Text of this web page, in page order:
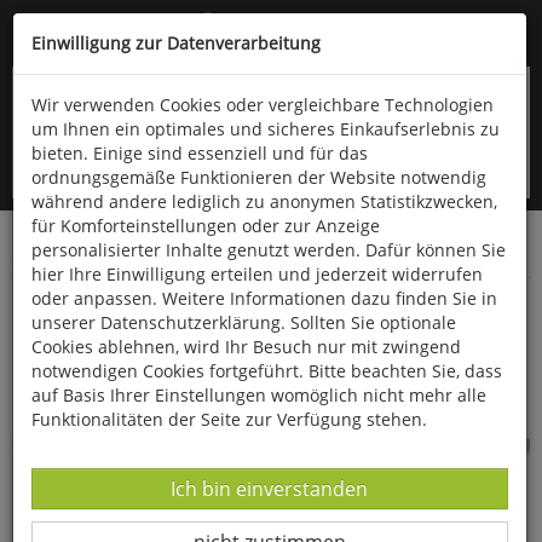
Kompletten Head der Seite überspringen
oder (06766) 9323-960
Startseite Gesundheit & Wohlbefinden Diverses
Nacken- und Schulterheizkissen
Einwilligung zur Datenverarbeitung
Wir verwenden Cookies oder vergleichbare Technologien
um Ihnen ein optimales und sicheres Einkaufserlebnis zu
bieten. Einige sind essenziell und für das
ordnungsgemäße Funktionieren der Website notwendig
während andere lediglich zu anonymen Statistikzwecken,
für Komforteinstellungen oder zur Anzeige
personalisierter Inhalte genutzt werden. Dafür können Sie
hier Ihre Einwilligung erteilen und jederzeit widerrufen
oder anpassen. Weitere Informationen dazu finden Sie in
unserer Datenschutzerklärung. Sollten Sie optionale
Cookies ablehnen, wird Ihr Besuch nur mit zwingend
notwendigen Cookies fortgeführt. Bitte beachten Sie, dass
auf Basis Ihrer Einstellungen womöglich nicht mehr alle
Funktionalitäten der Seite zur Verfügung stehen.
Datenverarbeitung -
Ich bin einverstanden